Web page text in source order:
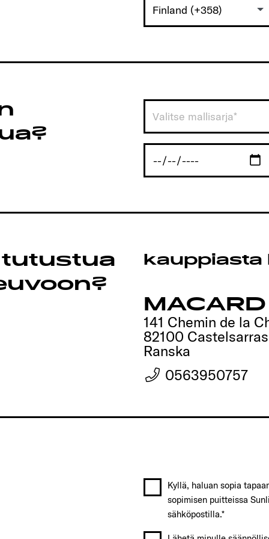
Finland (+358)
Valitse mallisarja*
tutustua
141 Chemin de la
82100
Ranska
0563950757
Kyllä, haluan sopia
sopimisen puitteissa
sähköpostilla.*